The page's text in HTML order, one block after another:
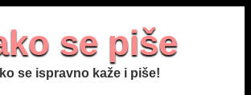
se piše
se ispravno kaže i piše!